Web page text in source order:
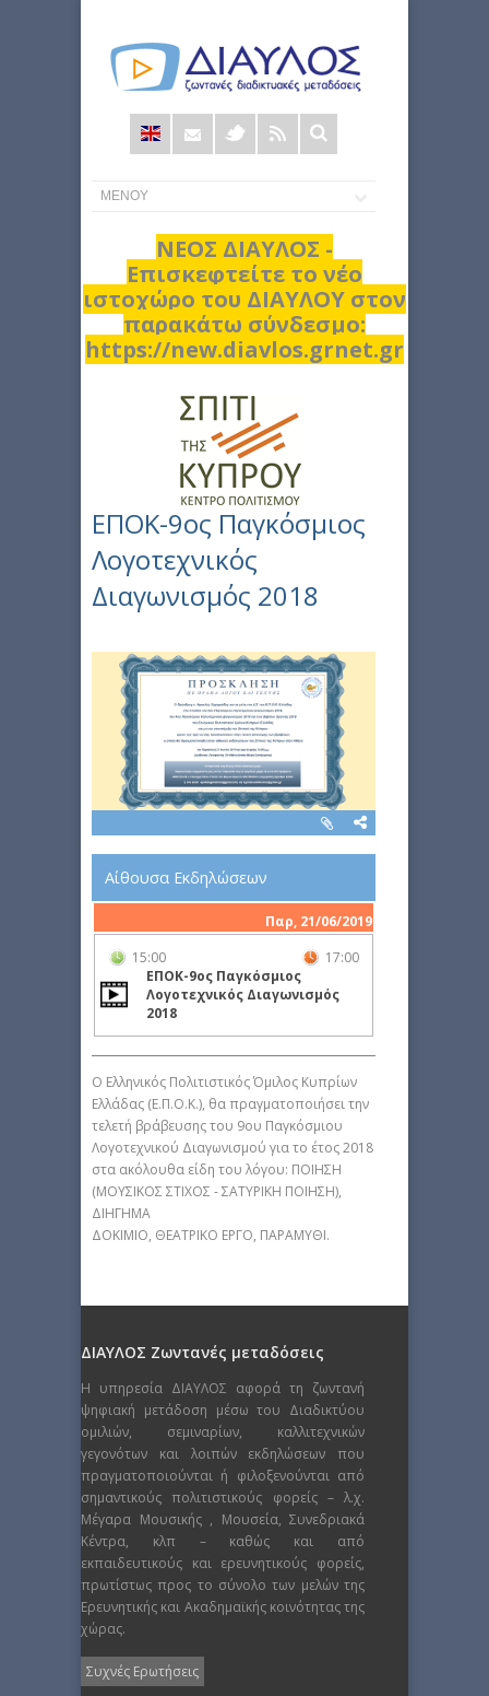
Φόρμα
αναζήτησης
ΝΕΟΣ ΔΙΑΥΛΟΣ -
Επισκεφτείτε το νέο
ιστοχώρο του ΔΙΑΥΛΟΥ στον
παρακάτω σύνδεσμο:
https://new.diavlos.grnet.gr
ΕΠΟΚ-9ος Παγκόσμιος
Λογοτεχνικός
Διαγωνισμός 2018
Αίθουσα Εκδηλώσεων
Παρ, 21/06/2019
15:00
17:00
ΕΠΟΚ-9ος Παγκόσμιος
Λογοτεχνικός Διαγωνισμός
2018
Ο Ελληνικός Πολιτιστικός Όμιλος Κυπρίων
Ελλάδας (Ε.Π.Ο.Κ.), θα πραγματοποιήσει την
τελετή βράβευσης του 9ου Παγκόσμιου
Λογοτεχνικού Διαγωνισμού για το έτος 2018
στα ακόλουθα είδη του λόγου: ΠΟΙΗΣΗ
(ΜΟΥΣΙΚΟΣ ΣΤΙΧΟΣ - ΣΑΤΥΡΙΚΗ ΠΟΙΗΣΗ),
ΔΙΗΓΗΜΑ
ΔΟΚΙΜΙΟ, ΘΕΑΤΡΙΚΟ ΕΡΓΟ, ΠΑΡΑΜΥΘΙ.
ΔΙΑΥΛΟΣ Ζωντανές μεταδόσεις
Η υπηρεσία ΔΙΑΥΛΟΣ αφορά τη ζωντανή
ψηφιακή μετάδοση μέσω του Διαδικτύου
ομιλιών, σεμιναρίων, καλλιτεχνικών
γεγονότων και λοιπών εκδηλώσεων που
πραγματοποιούνται ή φιλοξενούνται από
σημαντικούς πολιτιστικούς φορείς – λ.χ.
Μέγαρα Μουσικής , Μουσεία, Συνεδριακά
Κέντρα, κλπ – καθώς και από
εκπαιδευτικούς και ερευνητικούς φορείς,
πρωτίστως προς το σύνολο των μελών της
Ερευνητικής και Ακαδημαϊκής κοινότητας της
χώρας.
Συχνές Ερωτήσεις